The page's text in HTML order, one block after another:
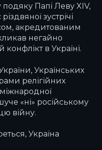
Папі Леву XIV,
зустрічі
акредитованим
негайно
в Україні.
Українських
релігійних
«ні» російському
війну.
Україна